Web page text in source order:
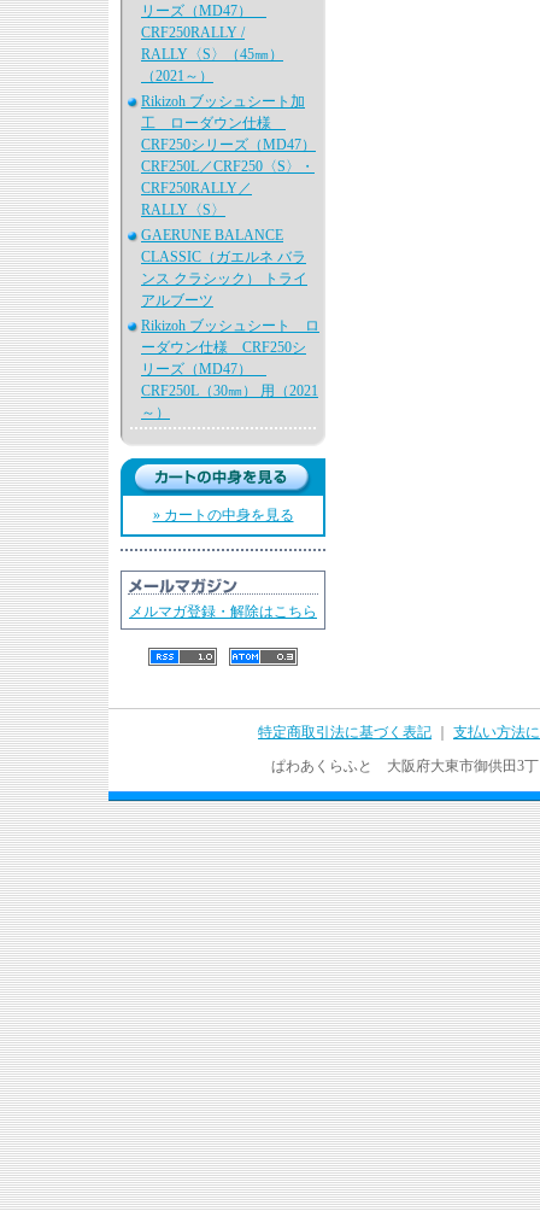
リーズ（MD47）
CRF250RALLY /
RALLY〈S〉（45㎜）
（2021～）
Rikizoh ブッシュシート加
工 ローダウン仕様
CRF250シリーズ（MD47）
CRF250L／CRF250〈S〉・
CRF250RALLY／
RALLY〈S〉
GAERUNE BALANCE
CLASSIC（ガエルネ バラ
ンス クラシック） トライ
アルブーツ
Rikizoh ブッシュシート ロ
ーダウン仕様 CRF250シ
リーズ（MD47）
CRF250L（30㎜） 用（2021
～）
» カートの中身を見る
メルマガ登録・解除はこちら
特定商取引法に基づく表記
支払い方法
ぱわあくらふと 大阪府大東市御供田3